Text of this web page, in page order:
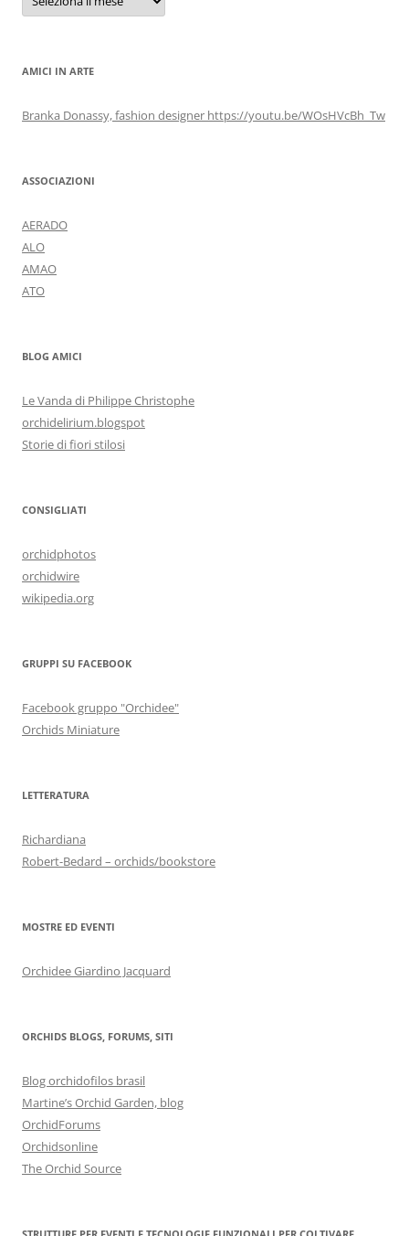
AMICI IN ARTE
Branka Donassy, fashion designer https://youtu.be/WOsHVcBh_Tw
ASSOCIAZIONI
AERADO
ALO
AMAO
ATO
BLOG AMICI
Le Vanda di Philippe Christophe
orchidelirium.blogspot
Storie di fiori stilosi
CONSIGLIATI
orchidphotos
orchidwire
wikipedia.org
GRUPPI SU FACEBOOK
Facebook gruppo "Orchidee"
Orchids Miniature
LETTERATURA
Richardiana
Robert-Bedard – orchids/bookstore
MOSTRE ED EVENTI
Orchidee Giardino Jacquard
ORCHIDS BLOGS, FORUMS, SITI
Blog orchidofilos brasil
Martine’s Orchid Garden, blog
OrchidForums
Orchidsonline
The Orchid Source